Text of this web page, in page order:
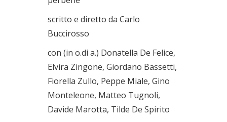
scritto e diretto da Carlo
Buccirosso
con (in o.di a.) Donatella De Felice,
Elvira Zingone, Giordano Bassetti,
Fiorella Zullo, Peppe Miale, Gino
Monteleone, Matteo Tugnoli,
Davide Marotta, Tilde De Spirito